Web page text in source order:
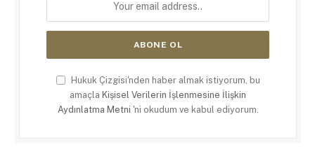
Hukuk Çizgisi'nden haber almak istiyorum, bu
amaçla Kişisel Verilerin İşlenmesine İlişkin
Aydınlatma Metni 'ni okudum ve kabul ediyorum.